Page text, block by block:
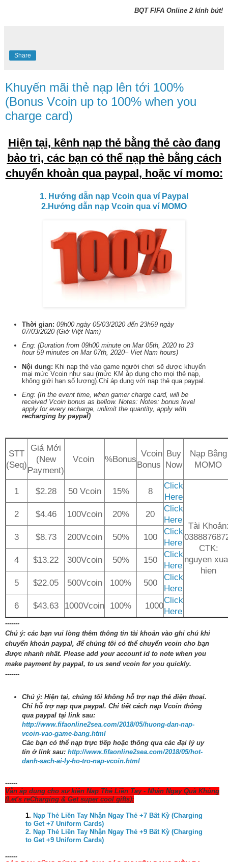
BQT FIFA Online 2 kính bút!
Share
Khuyến mãi thẻ nạp lên tới 100%
(Bonus Vcoin up to 100% when you
charge card)
Hiện tại, kênh nạp thẻ bằng thẻ cào đang
bảo trì, các bạn có thể nạp thẻ bằng cách
chuyển khoản qua paypal, hoặc ví momo:
1. Hướng dẫn nạp Vcoin qua ví Paypal
2.Hướng dẫn nạp Vcoin qua ví MOMO
Thời gian: 09h00 ngày 05/03/2020 đến 23h59 ngày
07/03/2020 (Giờ Việt Nam)
Eng: (Duration from 09h00 minute on Mar 05th, 2020 to 23
hour 59 minutes on Mar 07th, 2020– Viet Nam hours)
Nội dung: Khi nạp thẻ vào game người chơi sẽ được khuyến
mại mức Vcoin như sau (mức KM áp dụng cho mọi thẻ nạp,
không giới hạn số lượng).Chỉ áp dụng với nạp thẻ qua paypal.
Eng: (In the event time, when gamer charge card, will be
received Vcoin bonus as bellow. Notes: Notes: bonus level
apply for every recharge, unlimit the quantity, apply with
recharging by paypal)
STT
(Seq)
Giá Mới
(New
Payment)
Vcoin %Bonus
Vcoin
Bonus
Buy
Now
Nạp Bằng
MOMO
1 $2.28 50 Vcoin 15% 8
Click
Here
Tài
CTK:
nguyen
hien
2 $4.46 100Vcoin 20% 20
Click
Here
3
$8.73 200Vcoin 50% 100
Click
Here
4
$13.22 300Vcoin 50% 150
Click
Here
5
$22.05 500Vcoin 100% 500
Click
Here
6
$43.63 1000Vcoin 100% 1000
Click
Here
-------
Chú ý: các bạn vui lòng thêm thông tin tài khoản vào ghi chú khi
chuyển khoản paypal, để chúng tôi có thể chuyển vcoin cho bạn
được nhanh nhất. Please add your account id to note when you
make payment by paypal, to us send vcoin for you quickly.
-------
Chú ý: Hiện tại, chúng tôi không hỗ trợ nạp thẻ điện thoại.
Chỉ hỗ trợ nạp qua paypal. Chi tiết cách nạp Vcoin thông
qua paypal tại link sau:
http://www.fifaonline2sea.com/2018/05/huong-dan-nap-
vcoin-vao-game-bang.html
Các bạn có thể nạp trực tiếp hoặc thông qua các đại lý uy
tín ở link sau: http://www.fifaonline2sea.com/2018/05/hot-
danh-sach-ai-ly-ho-tro-nap-vcoin.html
------
Vẫn áp dụng cho sự kiện Nạp Thẻ Liền Tay - Nhận Ngay Quà Khủng
(Let's reCharging & Get super cool gifts):
1. Nạp Thẻ Liền Tay Nhận Ngay Thẻ +7 Bất Kỳ (Charging
to Get +7 Uniform Cards)
2. Nạp Thẻ Liền Tay Nhận Ngay Thẻ +9 Bất Kỳ (Charging
to Get +9 Uniform Cards)
------